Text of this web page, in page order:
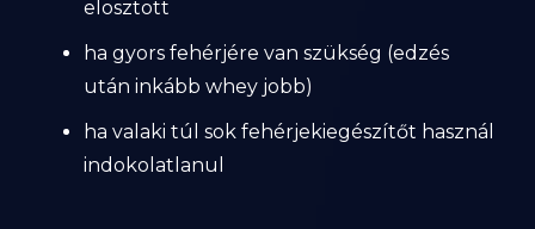
elosztott
ha gyors fehérjére van szükség (edzés
után inkább whey jobb)
ha valaki túl sok fehérjekiegészítőt használ
indokolatlanul